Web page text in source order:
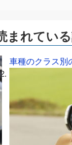
まれてい
車種のクラス別